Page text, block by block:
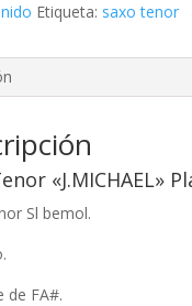
Etiqueta: saxo tenor
«J.MICHAEL»
Sl bemol.
de FA#.